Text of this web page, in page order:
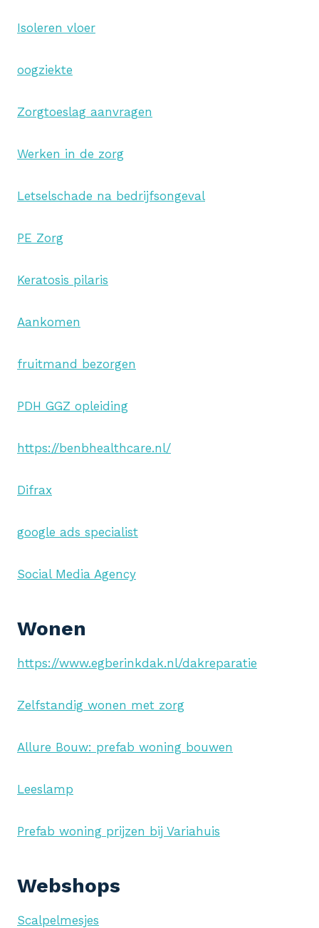
Isoleren vloer
oogziekte
Zorgtoeslag aanvragen
Werken in de zorg
Letselschade na bedrijfsongeval
PE Zorg
Keratosis pilaris
Aankomen
fruitmand bezorgen
PDH GGZ opleiding
https://benbhealthcare.nl/
Difrax
google ads specialist
Social Media Agency
Wonen
https://www.egberinkdak.nl/dakreparatie
Zelfstandig wonen met zorg
Allure Bouw: prefab woning bouwen
Leeslamp
Prefab woning prijzen bij Variahuis
Webshops
Scalpelmesjes